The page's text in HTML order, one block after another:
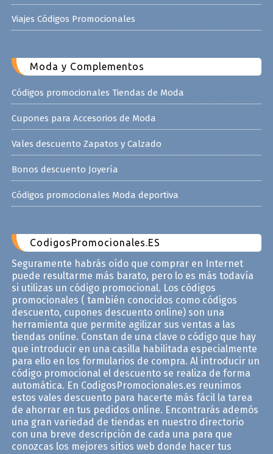
Viajes Códigos Promocionales
Moda y Complementos
Códigos promocionales Tiendas de Moda
Cupones para Accesorios de Moda
Vales descuento Zapatos y Calzado
Bonos descuento Joyería
Códigos promocionales Moda deportiva
CodigosPromocionales.ES
Seguramente habrás oído que comprar en Internet
puede resultarme más barato, pero lo es más todavía
si utilizas un código promocional. Los códigos
promocionales ( también conocidos como códigos
descuento, cupones descuento online) son una
herramienta que permite agilizar sus ventas a las
tiendas online. Constan de una clave o código que hay
que introducir en una casilla habilitada especialmente
para ello en los formularios de compra. Al introducir un
código promocional el descuento se realiza de forma
automática. En CodigosPromocionales.es reunimos
estos vales descuento para hacerte más fácil la tarea
de ahorrar en tus pedidos online. Encontrarás ademós
una gran variedad de tiendas en nuestro directorio
con una breve descripción de cada una para que
conozcas los mejores sitios web donde hacer tus